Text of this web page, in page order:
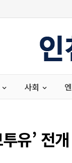
사회
유’ 전개